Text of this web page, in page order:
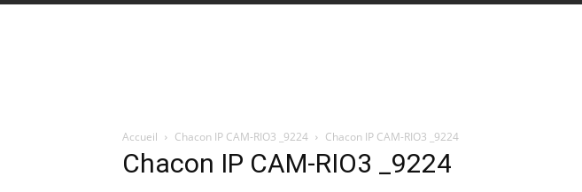
Accueil Chacon IP CAM-RIO3 _9224 Chacon IP CAM-RIO3 _9224
Chacon IP CAM-RIO3 _9224